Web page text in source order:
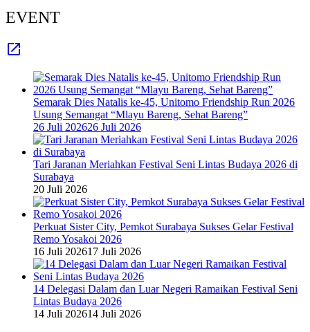
EVENT
Semarak Dies Natalis ke-45, Unitomo Friendship Run 2026
Usung Semangat “Mlayu Bareng, Sehat Bareng”
26 Juli 202626 Juli 2026
Tari Jaranan Meriahkan Festival Seni Lintas Budaya 2026 di
Surabaya
20 Juli 2026
Perkuat Sister City, Pemkot Surabaya Sukses Gelar Festival
Remo Yosakoi 2026
16 Juli 202617 Juli 2026
14 Delegasi Dalam dan Luar Negeri Ramaikan Festival Seni
Lintas Budaya 2026
14 Juli 202614 Juli 2026